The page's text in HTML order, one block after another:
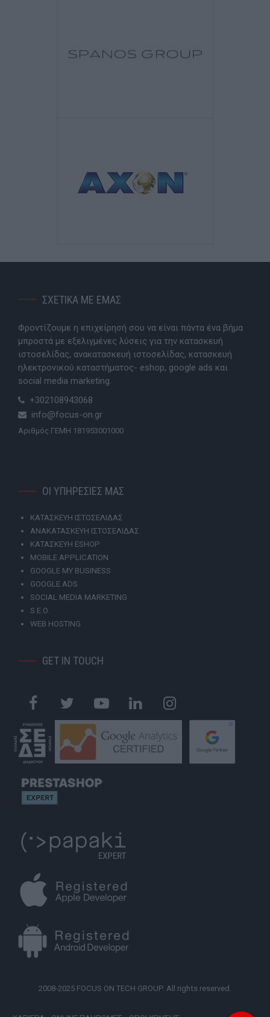
ΣΧΕΤΙΚΑ ΜΕ ΕΜΑΣ
Φροντίζουμε η επιχείρησή σου να είναι πάντα ένα βήμα
μπροστά με εξελιγμένες λύσεις για την κατασκευή
ιστοσελίδας, ανακατασκευή ιστοσελίδας, κατασκευή
ηλεκτρονικού καταστήματος- eshop, google ads και
social media marketing.
+302108943068
info@focus-on.gr
Αριθμός ΓΕΜΗ 181953001000
ΟΙ ΥΠΗΡΕΣΙΕΣ ΜΑΣ
ΚΑΤΑΣΚΕΥΗ ΙΣΤΟΣΕΛΙΔΑΣ
ΑΝΑΚΑΤΑΣΚΕΥΗ ΙΣΤΟΣΕΛΙΔΑΣ
ΚΑΤΑΣΚΕΥΗ ESHOP
MOBILE APPLICATION
GOOGLE MY BUSINESS
GOOGLE ADS
SOCIAL MEDIA MARKETING
S.E.O.
WEB HOSTING
GET IN TOUCH
2008-2025 FOCUS ON TECH GROUP. All rights reserved.